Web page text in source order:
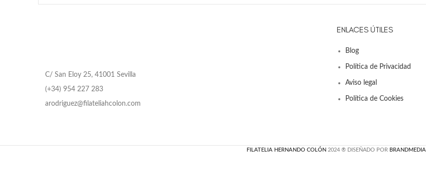
C/ San Eloy 25, 41001 Sevilla
(+34) 954 227 283
arodriguez@filateliahcolon.com
ENLACES ÚTILES
Blog
Política de Privacidad
Aviso legal
Política de Cookies
FILATELIA HERNANDO COLÓN 2024 ® DISEÑADO POR BRANDMEDIA